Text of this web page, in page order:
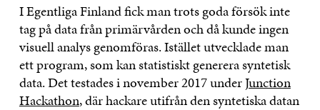
I Egentliga Finland fick man trots goda försök inte
tag på data från primärvården och då kunde ingen
visuell analys genomföras. Istället utvecklade man
ett program, som kan statistiskt generera syntetisk
data. Det testades i november 2017 underJunction
Hackathon, där hackare utifrån den syntetiska datan